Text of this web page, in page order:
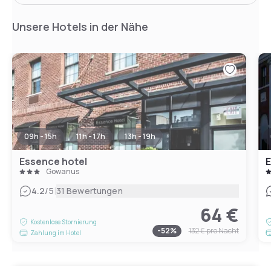
Unsere Hotels in der Nähe
09h - 15h 11h - 17h 13h - 19h
Essence hotel
Gowanus
4.2/5|31 Bewertungen
Kostenlose Stornierung
Zahlung im Hotel
64 €
-52% 132 €pro Nacht